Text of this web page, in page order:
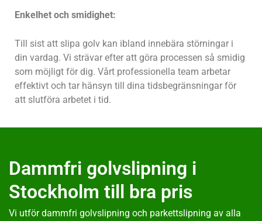
Enkelhet och smidighet:
Till sist att slipa golv kan ibland innebära störningar i
din vardag. Vi strävar efter att göra processen så smidig
som möjligt för dig. Vårt professionella team arbetar
effektivt och tar hänsyn till dina tidsbegränsningar för
att slutföra arbetet i tid.
Dammfri golvslipning i
Stockholm till bra pris
Vi utför dammfri golvslipning och parkettslipning av alla